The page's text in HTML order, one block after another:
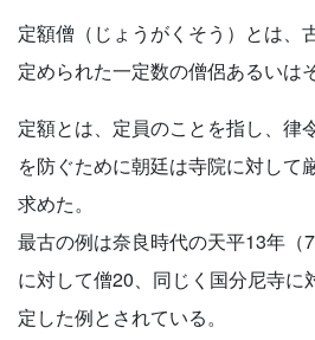
定額僧（じょうがくそう）とは、
定められた一定数の僧侶あるいは
定額とは、定員のことを指し、律
を防ぐために朝廷は寺院に対して
求めた。
最古の例は奈良時代の天平13年（
に対して僧20、同じく国分尼寺に
定した例とされている。